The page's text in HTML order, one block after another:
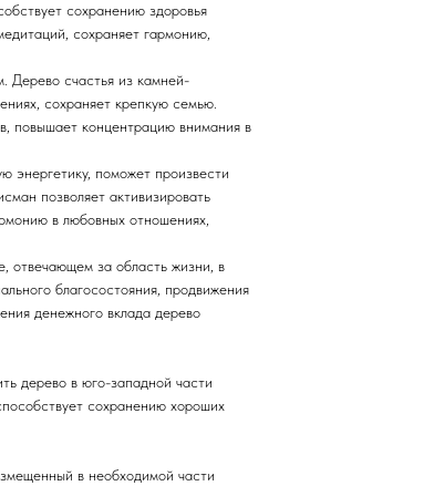
сохранению здоровья
сохраняет гармонию,
Дерево счастья из камней-
сохраняет крепкую семью.
повышает концентрацию внимания в
энергетику, поможет произвести
позволяет активизировать
в любовных отношениях,
отвечающем за область жизни, в
благосостояния, продвижения
денежного вклада дерево
дерево в юго-западной части
сохранению хороших
в необходимой части